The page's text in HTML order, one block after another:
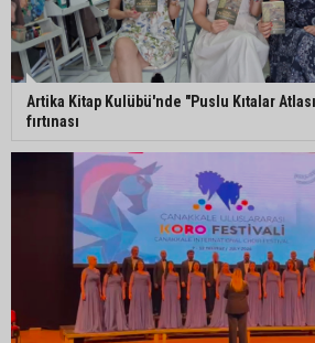
Artika Kitap Kulübü'nde "Puslu Kıtalar
fırtınası